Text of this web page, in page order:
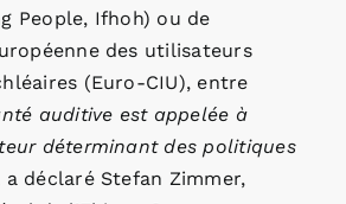
People, Ifhoh) ou de
des utilisateurs
(Euro-CIU), entre
auditive est appelée à
déterminant des politiques
a déclaré Stefan Zimmer,